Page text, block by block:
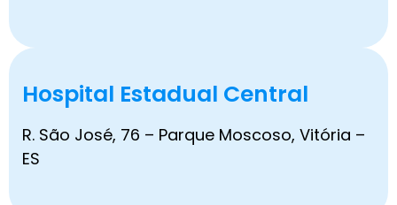
Hospital Estadual Central
R. São José, 76 – Parque Moscoso, Vitória –
ES